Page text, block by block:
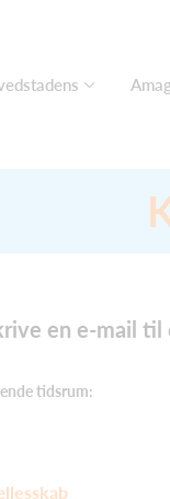
en e-mail til
tidsrum: